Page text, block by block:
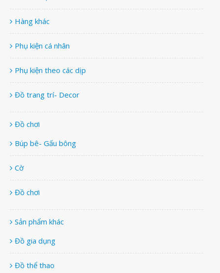
Hàng khác
Phụ kiện cá nhân
Phụ kiện theo các dịp
Đồ trang trí- Decor
Đồ chơi
Búp bê- Gấu bông
Cờ
Đồ chơi
Sản phẩm khác
Đồ gia dụng
Đồ thể thao